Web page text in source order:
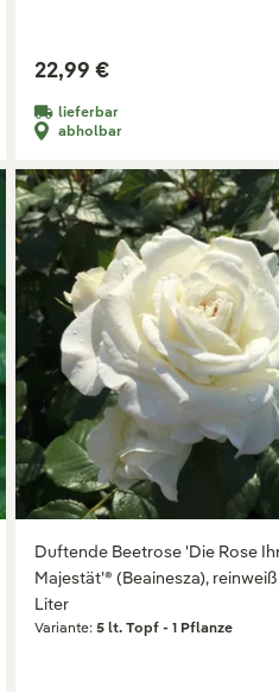
22,99 €
lieferbar
abholbar
Duftende Beetrose 'Die Rose
Majestät'® (Beainesza),
Liter
Variante: 5 lt. Topf - 1 Pflanze